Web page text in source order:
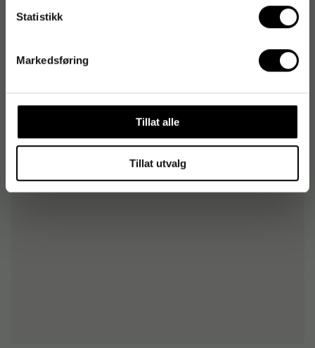
Statistikk
Markedsføring
Tillat alle
Tillat utvalg